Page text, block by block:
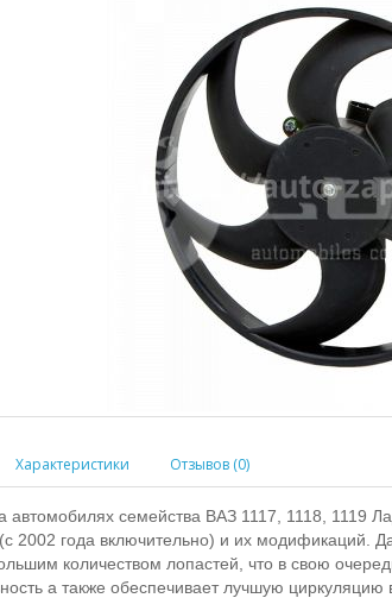
Характеристики Отзывов (0)
автомобилях семейства ВАЗ 1117, 1118, 1119
2002 года включительно) и их модификаций.
количеством лопастей, что в свою
а также обеспечивает лучшую циркуляцию